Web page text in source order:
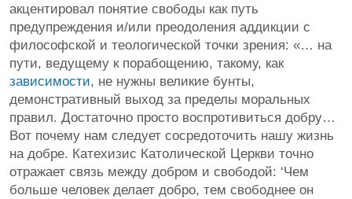
акцентировал понятие свободы как путь
предупреждения и/или преодоления аддикции с
философской и теологической точки зрения: «… на
пути, ведущему к порабощению, такому, как
зависимости, не нужны великие бунты,
демонстративный выход за пределы моральных
правил. Достаточно просто воспротивиться добру…
Вот почему нам следует сосредоточить нашу жизнь
на добре. Катехизис Католической Церкви точно
отражает связь между добром и свободой: ‘Чем
больше человек делает добро, тем свободнее он